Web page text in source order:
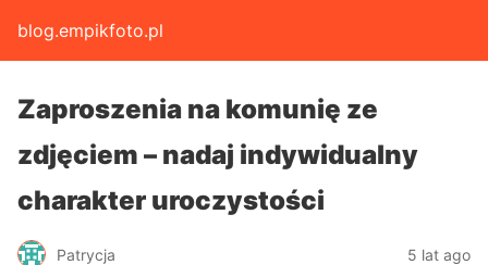
blog.empikfoto.pl
Zaproszenia na komunię ze
zdjęciem – nadaj indywidualny
charakter uroczystości
Patrycja 5 lat ago